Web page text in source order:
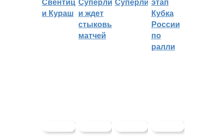
и Кураш и ждет
стыковых
матчей
Кубка
России
по
ралли